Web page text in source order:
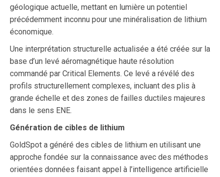
géologique actuelle, mettant en lumière un potentiel
précédemment inconnu pour une minéralisation de lithium
économique.
Une interprétation structurelle actualisée a été créée sur la
base d’un levé aéromagnétique haute résolution
commandé par Critical Elements. Ce levé a révélé des
profils structurellement complexes, incluant des plis à
grande échelle et des zones de failles ductiles majeures
dans le sens ENE.
Génération de cibles de lithium
GoldSpot a généré des cibles de lithium en utilisant une
approche fondée sur la connaissance avec des méthodes
orientées données faisant appel à l’intelligence artificielle